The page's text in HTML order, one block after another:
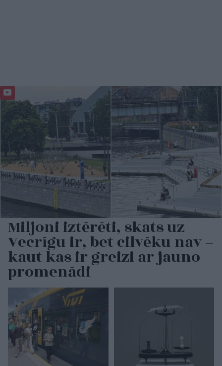
Miljoni iztērēti, skats uz
Vecrīgu ir, bet cilvēku nav –
kaut kas ir greizi ar jauno
promenādi